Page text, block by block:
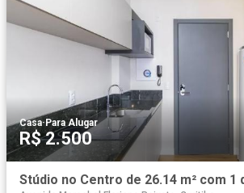
Casa·Para Alugar
R$ 2.500
Stúdio no Centro de 26.14 m² com 1